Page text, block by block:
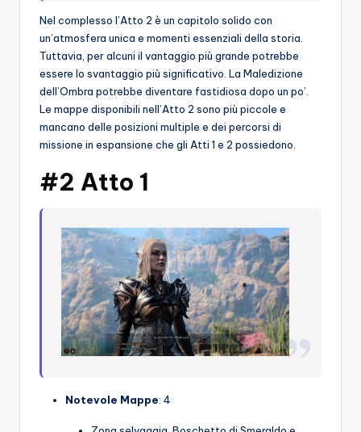
Nel complesso l’Atto 2 è un capitolo solido con
un’atmosfera unica e momenti essenziali della storia.
Tuttavia, per alcuni il vantaggio più grande potrebbe
essere lo svantaggio più significativo. La Maledizione
dell’Ombra potrebbe diventare fastidiosa dopo un po’.
Le mappe disponibili nell’Atto 2 sono più piccole e
mancano delle posizioni multiple e dei percorsi di
missione in espansione che gli Atti 1 e 2 possiedono.
#2 Atto 1
Notevole Mappe: 4